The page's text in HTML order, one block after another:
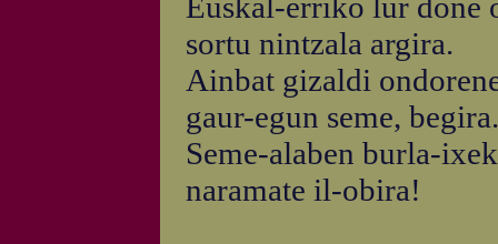
sortu nintzala argira.
Ainbat gizaldi
gaur-egun seme,
Seme-alaben burla-
naramate il-obira!